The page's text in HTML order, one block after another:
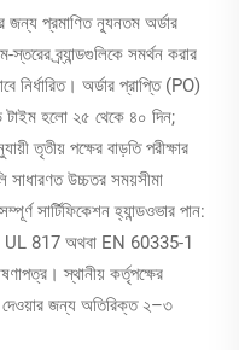
জন্য প্রমাণিত ন্যূনতম অর্ডার
ব্র্যান্ডগুলিকে সমর্থন করার
নির্ধারিত। অর্ডার প্রাপ্তি (PO)
টাইম হলো ২৫ থেকে ৪০ দিন;
তৃতীয় পক্ষের বাড়তি পরীক্ষার
উচ্চতর সময়সীমা
সার্টিফিকেশন হ্যান্ডওভার পান:
UL 817 অথবা EN 60335-1
স্থানীয় কর্তৃপক্ষের
দেওয়ার জন্য অতিরিক্ত ২–৩